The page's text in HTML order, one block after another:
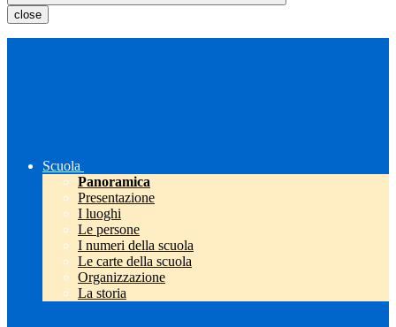
close
Scuola
Panoramica
Presentazione
I luoghi
Le persone
I numeri della scuola
Le carte della scuola
Organizzazione
La storia